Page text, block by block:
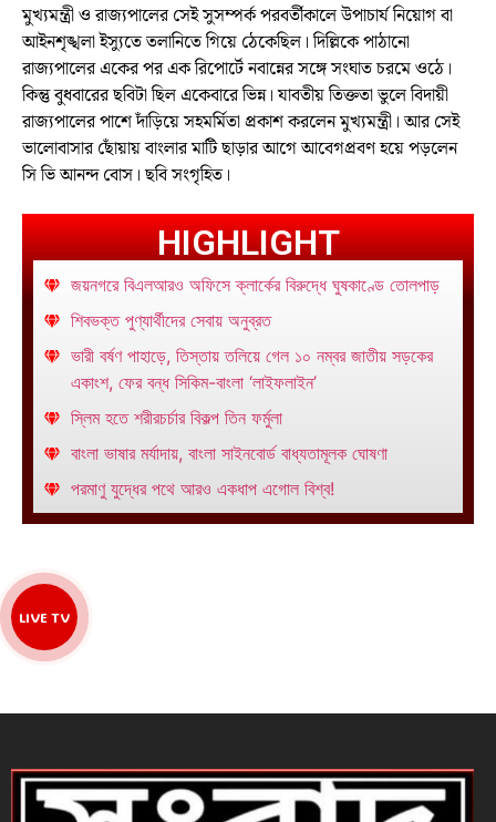
মুখ্যমন্ত্রী ও রাজ্যপালের সেই সুসম্পর্ক পরবর্তীকালে উপাচার্য নিয়োগ বা
আইনশৃঙ্খলা ইস্যুতে তলানিতে গিয়ে ঠেকেছিল। দিল্লিকে পাঠানো
রাজ্যপালের একের পর এক রিপোর্টে নবান্নের সঙ্গে সংঘাত চরমে ওঠে।
কিন্তু বুধবারের ছবিটা ছিল একেবারে ভিন্ন। যাবতীয় তিক্ততা ভুলে বিদায়ী
রাজ্যপালের পাশে দাঁড়িয়ে সহমর্মিতা প্রকাশ করলেন মুখ্যমন্ত্রী। আর সেই
ভালোবাসার ছোঁয়ায় বাংলার মাটি ছাড়ার আগে আবেগপ্রবণ হয়ে পড়লেন
সি ভি আনন্দ বোস। ছবি সংগৃহিত।
HIGHLIGHT
জয়নগরে বিএলআরও অফিসে ক্লার্কের বিরুদ্ধে ঘুষকাণ্ডে তোলপাড়
শিবভক্ত পুণ্যার্থীদের সেবায় অনুব্রত
ভারী বর্ষণ পাহাড়ে, তিস্তায় তলিয়ে গেল ১০ নম্বর জাতীয় সড়কের
একাংশ, ফের বন্ধ সিকিম-বাংলা ‘লাইফলাইন’
স্লিম হতে শরীরচর্চার বিকল্প তিন ফর্মুলা
বাংলা ভাষার মর্যাদায়, বাংলা সাইনবোর্ড বাধ্যতামূলক ঘোষণা
পরমাণু যুদ্ধের পথে আরও একধাপ এগোল বিশ্ব!
LIVE TV